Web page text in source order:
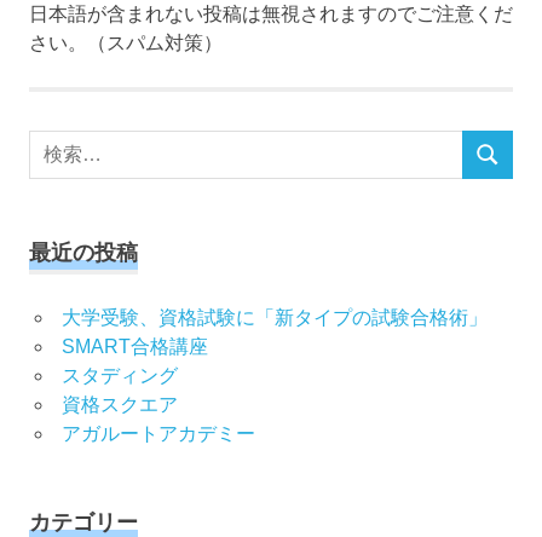
日本語が含まれない投稿は無視されますのでご注意くだ
さい。（スパム対策）
検
検
最近の投稿
大学受験、資格試験に「新タイプの試験合格術」
SMART合格講座
スタディング
資格スクエア
アガルートアカデミー
カテゴリー